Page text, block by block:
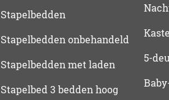
Stapelbedden
Stapelbedden onbehandeld
Stapelbedden met laden
Stapelbed 3 bedden hoog
5-